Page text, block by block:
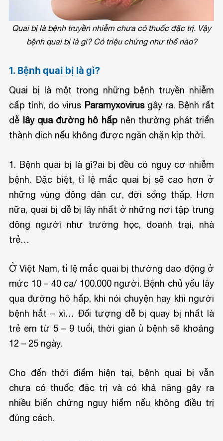
Quai bị là bệnh truyền nhiễm chưa có thuốc đặc trị. Vậy
bệnh quai bị là gì? Có triệu chứng như thế nào?
1. Bệnh quai bị là gì?
Quai bị là một trong những bệnh truyền nhiễm
cấp tính, do virus Paramyxovirusgây ra. Bệnh rất
dễ lây qua đường hô hấpnên thường phát triển
thành dịch nếu không được ngăn chặn kịp thời.
1. Bệnh quai bị là gì?ai bị đều có nguy cơ nhiễm
bệnh. Đặc biệt, tỉ lệ mắc quai bị sẽ cao hơn ở
những vùng đông dân cư, đời sống thấp. Hơn
nữa, quai bị dễ bị lây nhất ở những nơi tập trung
đông người như trường học, doanh trại, nhà
trẻ…
Ở Việt Nam, tỉ lệ mắc quai bị thường dao động ở
mức 10 – 40 ca/ 100.000 người. Bệnh chủ yếu lây
qua đường hô hấp, khi nói chuyện hay khi người
bệnh hắt – xì… Đối tượng dễ bị quay bị nhất là
trẻ em từ 5 – 9 tuổi, thời gian ủ bệnh sẽ khoảng
12 – 25 ngày.
Cho đến thời điểm hiện tại, bệnh quai bị vẫn
chưa có thuốc đặc trị và có khả năng gây ra
nhiều biến chứng nguy hiểm nếu không điều trị
đúng cách.